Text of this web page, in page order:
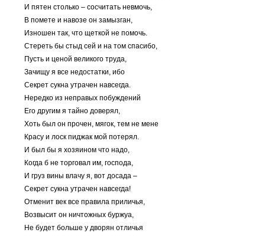
И пятен столько – сосчитать невмочь,
В помете и навозе он замызган,
Изношен так, что щеткой не помочь.
Стереть бы стыд сей и на том спасибо,
Пусть и ценой великого труда,
Зачищу я все недостатки, ибо
Секрет сукна утрачен навсегда.
Нередко из неправых побуждений
Его другим я тайно доверял,
Хоть был он прочен, мягок, тем не мене
Красу и лоск пиджак мой потерял.
И был бы я хозяином что надо,
Когда б не торговал им, господа,
И груз вины влачу я, вот досада –
Секрет сукна утрачен навсегда!
Отменит век все правила приличья,
Возвысит он ничтожных буржуа,
Не будет больше у дворян отличья